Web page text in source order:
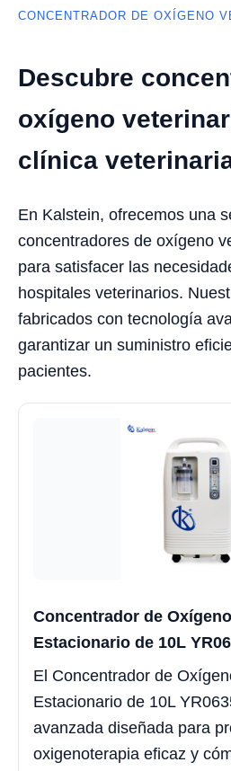
CONCENTRADOR DE OXÍGENO
Descubre
oxígeno
clínica
En Kalstein, ofrecemos una
concentradores de oxígeno
para satisfacer las
hospitales veterinarios.
fabricados con tecnología
garantizar un suministro
pacientes.
Concentrador de
Estacionario de 10L
El Concentrador de
Estacionario de 10L
avanzada diseñada para
oxigenoterapia eficaz y